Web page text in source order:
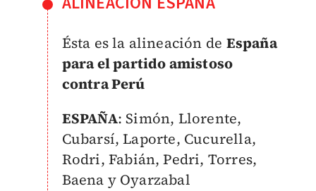
Ésta es la alineación de España
para el partido amistoso
contra Perú
ESPAÑA: Simón, Llorente,
Cubarsí, Laporte, Cucurella,
Rodri, Fabián, Pedri, Torres,
Baena y Oyarzabal